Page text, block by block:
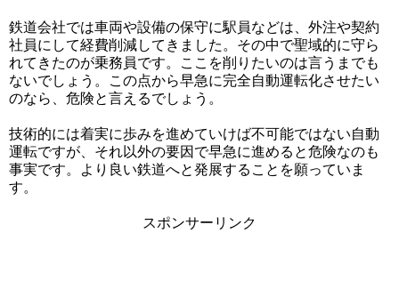
鉄道会社では車両や設備の保守に駅員などは、外注や契約
社員にして経費削減してきました。その中で聖域的に守ら
れてきたのが乗務員です。ここを削りたいのは言うまでも
ないでしょう。この点から早急に完全自動運転化させたい
のなら、危険と言えるでしょう。
技術的には着実に歩みを進めていけば不可能ではない自動
運転ですが、それ以外の要因で早急に進めると危険なのも
事実です。より良い鉄道へと発展することを願っていま
す。
スポンサーリンク